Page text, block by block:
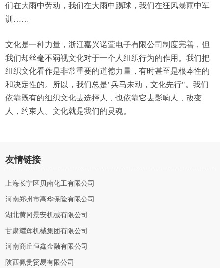
们在大雨中劳动，我们在大雨中踢球，我们在狂风暴雨中军
训……
文化是一种力量，浙江嘉兴诺萱电子有限公司制度完善，但
我们却丝毫不弱视文化对于一个人组织行为的作用。我们把
组织文化看作是非常重要的道德力量，有时甚至是根本性的
和决定性的。所以，我们总是"兵马未动，文化先行"。我们
依靠既有的组织文化去选择人，也依靠它去影响人，改变
人，约束人。文化就是我们的灵魂。
友情链接
上海长宁区贝南化工有限公司
河南郑州市高华保险有限公司
湖北黄冈景安机械有限公司
甘肃耀辉机械集团有限公司
河南商丘恒鑫金融有限公司
陕西佩贵贸易有限公司